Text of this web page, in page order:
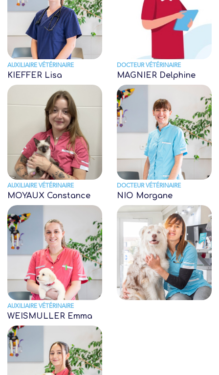
AUXILIAIRE VÉTÉRINAIRE
KIEFFER Lisa
DOCTEUR VÉTÉRINAIRE
MAGNIER Delphine
AUXILIAIRE VÉTÉRINAIRE
MOYAUX Constance
DOCTEUR VÉTÉRINAIRE
NIO Morgane
AUXILIAIRE VÉTÉRINAIRE
WEISMULLER Emma